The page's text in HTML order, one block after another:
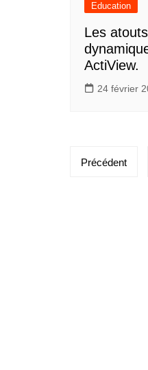
Education
Les
ActiView.
24 février
Précédent